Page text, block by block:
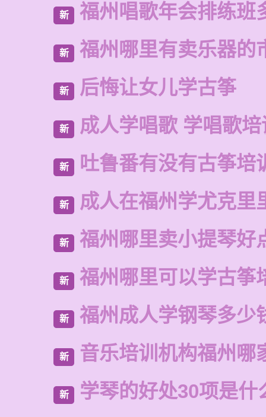
新 福州唱歌年会排练班
新 福州哪里有卖乐器的
新 后悔让女儿学古筝
新 成人学唱歌 学唱歌
新 吐鲁番有没有古筝培
新 成人在福州学尤克里
新 福州哪里卖小提琴好
新 福州哪里可以学古筝
新 福州成人学钢琴多少
新 音乐培训机构福州哪
新 学琴的好处30项是什